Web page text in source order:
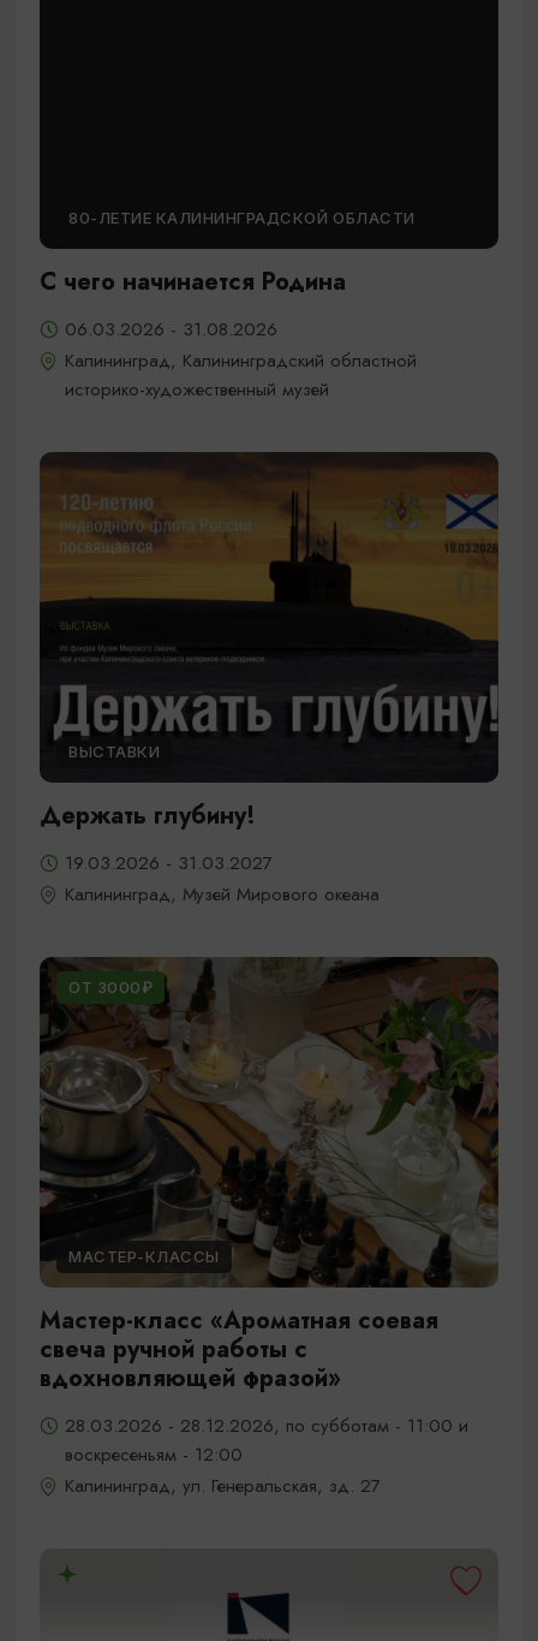
80-ЛЕТИЕ КАЛИНИНГРАДСКОЙ ОБЛАСТИ
С чего начинается Родина
06.03.2026 - 31.08.2026
Калининград, Калининградский областной
историко-художественный музей
ВЫСТАВКИ
Держать глубину!
19.03.2026 - 31.03.2027
Калининград, Музей Мирового океана
ОТ 3000₽
МАСТЕР-КЛАССЫ
Мастер-класс «Ароматная соевая
свеча ручной работы с
вдохновляющей фразой»
28.03.2026 - 28.12.2026, по субботам - 11:00 и
воскресеньям - 12:00
Калининград, ул. Генеральская, зд. 27